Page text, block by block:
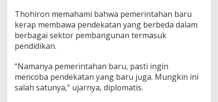
Thohiron memahami bahwa pemerintahan baru
kerap membawa pendekatan yang berbeda dalam
berbagai sektor pembangunan termasuk
pendidikan.
“Namanya pemerintahan baru, pasti ingin
mencoba pendekatan yang baru juga. Mungkin ini
salah satunya,” ujarnya, diplomatis.